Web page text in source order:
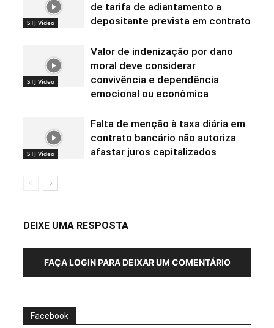
STJ Vídeo
de tarifa de adiantamento a
depositante prevista em contrato
STJ Vídeo
Valor de indenização por dano
moral deve considerar
convivência e dependência
emocional ou econômica
STJ Vídeo
Falta de menção à taxa diária em
contrato bancário não autoriza
afastar juros capitalizados
DEIXE UMA RESPOSTA
FAÇA LOGIN PARA DEIXAR UM COMENTÁRIO
Facebook